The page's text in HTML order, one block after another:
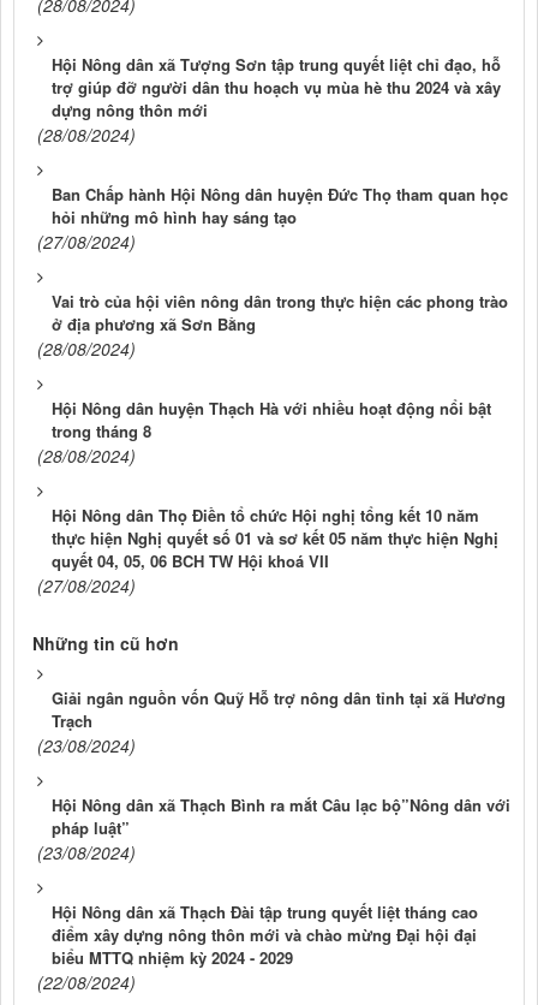
Hội Nông dân xã Tượng Sơn tập trung quyết liệt chỉ đạo, hỗ
trợ giúp đỡ người dân thu hoạch vụ mùa hè thu 2024 và xây
dựng nông thôn mới
(28/08/2024)
Ban Chấp hành Hội Nông dân huyện Đức Thọ tham quan học
hỏi những mô hình hay sáng tạo
(27/08/2024)
Vai trò của hội viên nông dân trong thực hiện các phong trào
ở địa phương xã Sơn Bằng
(28/08/2024)
Hội Nông dân huyện Thạch Hà với nhiều hoạt động nổi bật
trong tháng 8
(28/08/2024)
Hội Nông dân Thọ Điền tổ chức Hội nghị tổng kết 10 năm
thực hiện Nghị quyết số 01 và sơ kết 05 năm thực hiện Nghị
quyết 04, 05, 06 BCH TW Hội khoá VII
(27/08/2024)
Những tin cũ hơn
Giải ngân nguồn vốn Quỹ Hỗ trợ nông dân tỉnh tại xã Hương
Trạch
(23/08/2024)
Hội Nông dân xã Thạch Bình ra mắt Câu lạc bộ”Nông dân với
pháp luật”
(23/08/2024)
Hội Nông dân xã Thạch Đài tập trung quyết liệt tháng cao
điểm xây dựng nông thôn mới và chào mừng Đại hội đại
biểu MTTQ nhiệm kỳ 2024 - 2029
(22/08/2024)